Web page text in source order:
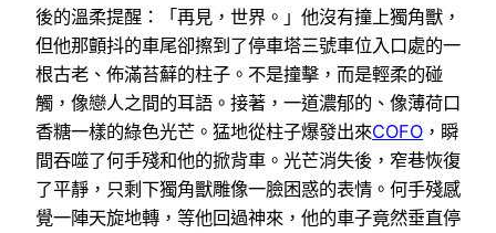
後的溫柔提醒：「再見，世界。」他沒有撞上獨角獸，
但他那顫抖的車尾卻擦到了停車塔三號車位入口處的一
根古老、佈滿苔蘚的柱子。不是撞擊，而是輕柔的碰
觸，像戀人之間的耳語。接著，一道濃郁的、像薄荷口
香糖一樣的綠色光芒。猛地從柱子爆發出來COFO ，瞬
間吞噬了何手殘和他的掀背車。光芒消失後，窄巷恢復
了平靜，只剩下獨角獸雕像一臉困惑的表情。何手殘感
覺一陣天旋地轉，等他回過神來，他的車子竟然垂直停